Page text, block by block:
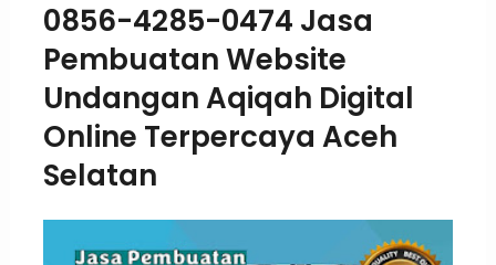
0856-4285-0474 Jasa
Pembuatan Website
Undangan Aqiqah Digital
Online Terpercaya Aceh
Selatan